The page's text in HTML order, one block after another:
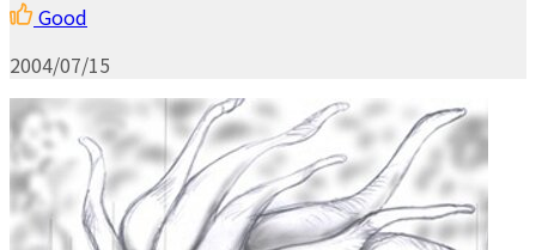
Good
2004/07/15